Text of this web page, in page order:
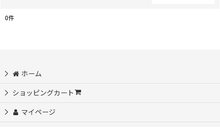
0件
ホーム
ショッピングカート
マイページ